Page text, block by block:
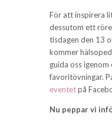
För att inspirera
dessutom ett
tisdagen den 13
kommer
guida oss
favoritövningar.
eventetpå
Nu peppar vi